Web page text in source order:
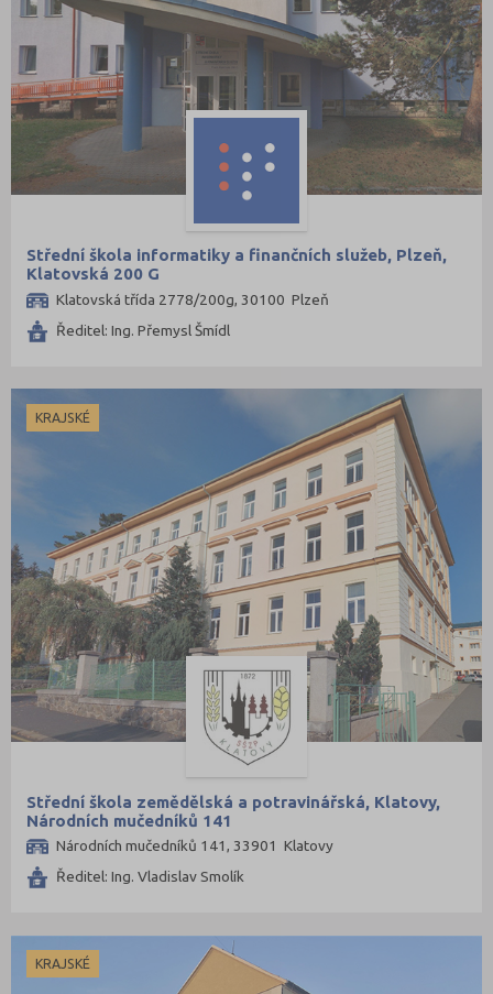
Střední škola informatiky a finančních služeb, Plzeň,
Klatovská 200 G
Klatovská třída 2778/200g, 30100 Plzeň
Ředitel: Ing. Přemysl Šmídl
KRAJSKÉ
Střední škola zemědělská a potravinářská, Klatovy,
Národních mučedníků 141
Národních mučedníků 141, 33901 Klatovy
Ředitel: Ing. Vladislav Smolík
KRAJSKÉ